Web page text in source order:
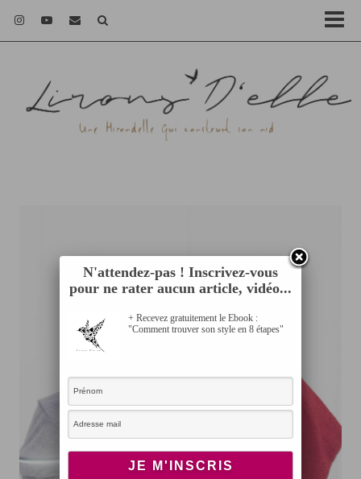
N'attendez-pas ! Inscrivez-vous
pour ne rater aucun article, vidéo...
+ Recevez gratuitement le Ebook :
"Comment trouver son style en 8 étapes"